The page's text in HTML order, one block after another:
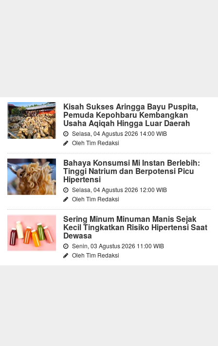
Kisah Sukses Aringga Bayu Puspita,
Pemuda Kepohbaru Kembangkan
Usaha Aqiqah Hingga Luar Daerah
Selasa, 04 Agustus 2026 14:00 WIB
Oleh Tim Redaksi
Bahaya Konsumsi Mi Instan Berlebih:
Tinggi Natrium dan Berpotensi Picu
Hipertensi
Selasa, 04 Agustus 2026 12:00 WIB
Oleh Tim Redaksi
Sering Minum Minuman Manis Sejak
Kecil Tingkatkan Risiko Hipertensi Saat
Dewasa
Senin, 03 Agustus 2026 11:00 WIB
Oleh Tim Redaksi